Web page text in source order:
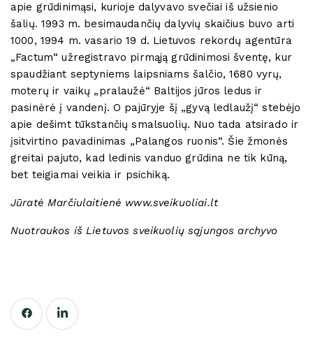
apie grūdinimąsi, kurioje dalyvavo svečiai iš užsienio
šalių. 1993 m. besimaudančių dalyvių skaičius buvo arti
1000, 1994 m. vasario 19 d. Lietuvos rekordų agentūra
„Factum“ užregistravo pirmąją grūdinimosi šventę, kur
spaudžiant septyniems laipsniams šalčio, 1680 vyrų,
moterų ir vaikų „pralaužė“ Baltijos jūros ledus ir
pasinėrė į vandenį. O pajūryje šį „gyvą ledlaužį“ stebėjo
apie dešimt tūkstančių smalsuolių. Nuo tada atsirado ir
įsitvirtino pavadinimas „Palangos ruonis“. Šie žmonės
greitai pajuto, kad ledinis vanduo grūdina ne tik kūną,
bet teigiamai veikia ir psichiką.
Jūratė Marčiulaitienė www.sveikuoliai.lt
Nuotraukos iš Lietuvos sveikuolių sąjungos archyvo